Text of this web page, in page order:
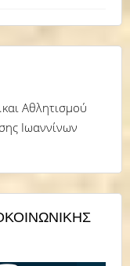
Αθλητισμού
Ιωαννίνων